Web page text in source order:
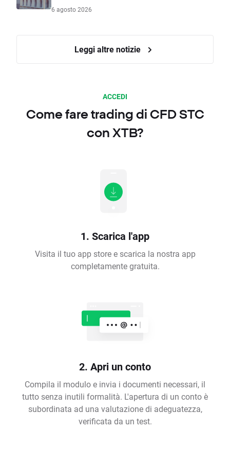
6 agosto 2026
Leggi altre notizie
ACCEDI
Come fare trading di CFD STC
con XTB?
1. Scarica l'app
Visita il tuo app store e scarica la nostra app
completamente gratuita.
2. Apri un conto
Compila il modulo e invia i documenti necessari, il
tutto senza inutili formalità. L'apertura di un conto è
subordinata ad una valutazione di adeguatezza,
verificata da un test.